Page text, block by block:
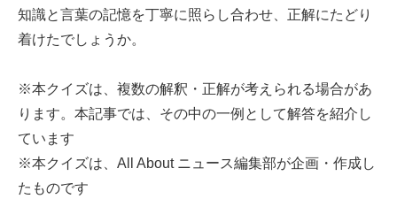
知識と言葉の記憶を丁寧に照らし合わせ、正解にたどり
着けたでしょうか。
※本クイズは、複数の解釈・正解が考えられる場合があ
ります。本記事では、その中の一例として解答を紹介し
ています
※本クイズは、All About ニュース編集部が企画・作成し
たものです